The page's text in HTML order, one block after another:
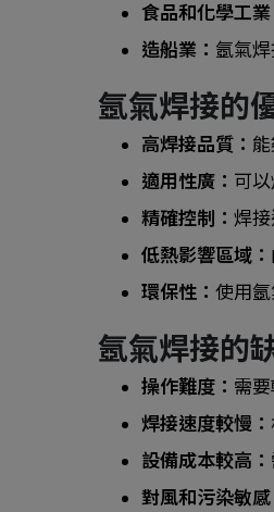
食品和化學工業
造船業： 氬氣
氬氣焊接的
高焊接品質：
適用性廣： 可
精確控制： 焊
低熱影響區域：
環保性： 使用
氬氣焊接的
操作難度： 需
焊接速度較慢：
設備成本較高：
對風和污染敏感